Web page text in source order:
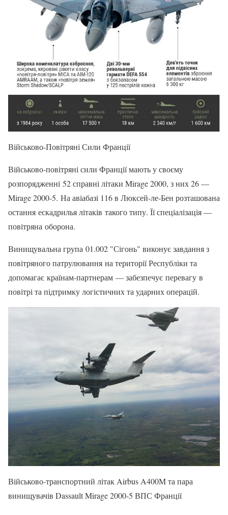
Військово-Повітряні Сили Франції
Військово-повітряні сили Франції мають у своєму
розпорядженні 52 справні літаки Mirage 2000, з них 26 —
Mirage 2000-5. На авіабазі 116 в Люксей-ле-Бен розташована
остання ескадрилья літаків такого типу. Її спеціалізація —
повітряна оборона.
Винищувальна група 01.002 "Сігонь" виконує завдання з
повітряного патрулювання на території Республіки та
допомагає країнам-партнерам — забезпечує перевагу в
повітрі та підтримку логістичних та ударних операцій.
Військово-транспортний літак Airbus A400M та пара
винищувачів Dassault Mirage 2000-5 ВПС Франції